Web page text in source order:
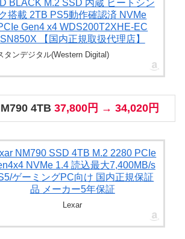
BLACK M.2 SSD 内蔵 ヒートシン
ク搭載 2TB PS5動作確認済 NVMe
Gen4 x4 WDS200T2XHE-EC
SN850X 【国内正規取扱代理店】
タンデジタル(Western Digital)
4TB 37,800円 → 34,020円
NM790 SSD 4TB M.2 2280 PCIe
NVMe 1.4 読込最大7,400MB/s
ゲーミングPC向け 国内正規保証
品 メーカー5年保証
Lexar